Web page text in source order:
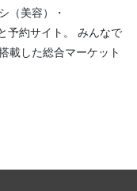
（美容）
・
予約サイト。
みんなで
載した総合マーケット